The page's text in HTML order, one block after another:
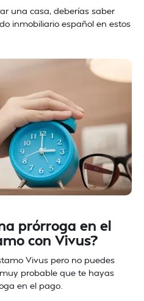
una casa, deberías saber
inmobiliario español en estos
prórroga en el
con Vivus?
Vivus pero no puedes
probable que te hayas
en el pago.